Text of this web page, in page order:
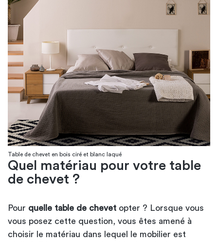
Table de chevet en bois ciré et blanc laqué
Quel matériau pour votre table
de chevet ?
Pour quelle table de chevet opter ? Lorsque vous
vous posez cette question, vous êtes amené à
choisir le matériau dans lequel le mobilier est